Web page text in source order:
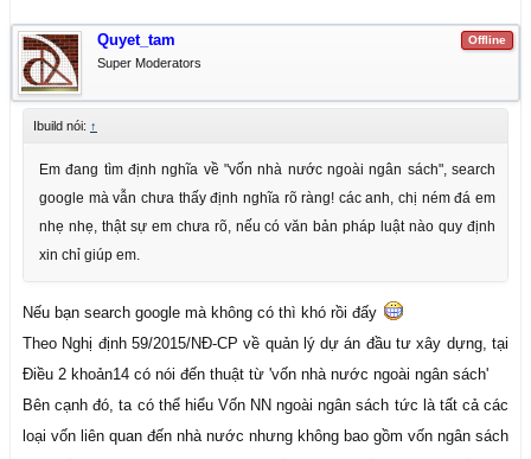
Offline
Quyet_tam
Super Moderators
Ibuild nói: ↑
Em đang tìm định nghĩa về "vốn nhà nước ngoài ngân sách", search
google mà vẫn chưa thấy định nghĩa rõ ràng! các anh, chị ném đá em
nhẹ nhẹ, thật sự em chưa rõ, nếu có văn bản pháp luật nào quy định
xin chỉ giúp em.
Nếu bạn search google mà không có thì khó rồi đấy
Theo Nghị định 59/2015/NĐ-CP về quản lý dự án đầu tư xây dựng, tại
Điều 2 khoản14 có nói đến thuật từ 'vốn nhà nước ngoài ngân sách'
Bên cạnh đó, ta có thể hiểu Vốn NN ngoài ngân sách tức là tất cả các
loại vốn liên quan đến nhà nước nhưng không bao gồm vốn ngân sách